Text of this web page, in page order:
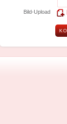
Bild-Upload